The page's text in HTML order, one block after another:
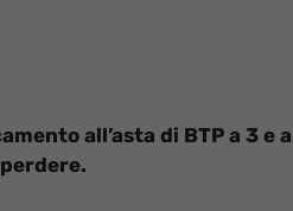
all’asta di BTP a 3